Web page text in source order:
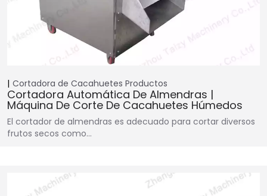
Cortadora de Cacahuetes Productos
Cortadora Automática De Almendras |
Máquina De Corte De Cacahuetes Húmedos
El cortador de almendras es adecuado para cortar diversos
frutos secos como…